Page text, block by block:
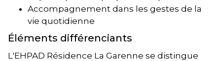
Accompagnement dans les gestes de la
vie quotidienne
Éléments différenciants
L'EHPAD Résidence La Garenne se distingue